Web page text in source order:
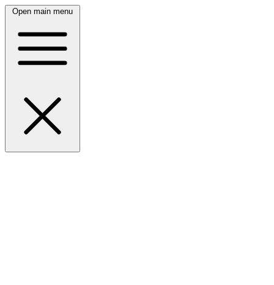
Open main menu